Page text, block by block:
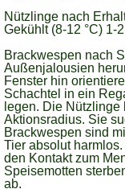
Nützlinge nach
Gekühlt (8-12 °C) 1-
Brackwespen nach
Außenjalousien
Fenster hin
Schachtel in ein
legen. Die
Aktionsradius. Sie
Brackwespen sind
Tier absolut
den Kontakt zum
Speisemotten
ab.